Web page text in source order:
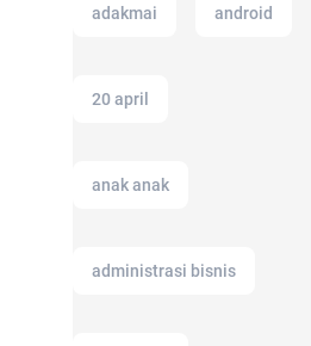
adakmai android
20 april
anak anak
administrasi bisnis